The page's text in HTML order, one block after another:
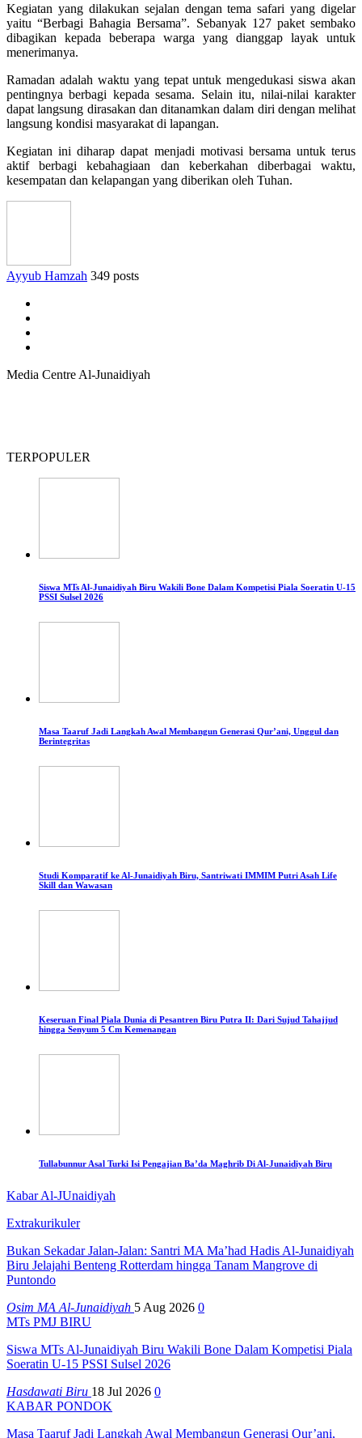
Kegiatan yang dilakukan sejalan dengan tema safari yang digelar
yaitu “Berbagi Bahagia Bersama”. Sebanyak 127 paket sembako
dibagikan kepada beberapa warga yang dianggap layak untuk
menerimanya.
Ramadan adalah waktu yang tepat untuk mengedukasi siswa akan
pentingnya berbagi kepada sesama. Selain itu, nilai-nilai karakter
dapat langsung dirasakan dan ditanamkan dalam diri dengan melihat
langsung kondisi masyarakat di lapangan.
Kegiatan ini diharap dapat menjadi motivasi bersama untuk terus
aktif berbagi kebahagiaan dan keberkahan diberbagai waktu,
kesempatan dan kelapangan yang diberikan oleh Tuhan.
Ayyub Hamzah 349 posts
Media Centre Al-Junaidiyah
TERPOPULER
Siswa MTs Al-Junaidiyah Biru Wakili Bone Dalam Kompetisi Piala Soeratin U-15
PSSI Sulsel 2026
Masa Taaruf Jadi Langkah Awal Membangun Generasi Qur’ani, Unggul dan
Berintegritas
Studi Komparatif ke Al-Junaidiyah Biru, Santriwati IMMIM Putri Asah Life
Skill dan Wawasan
Keseruan Final Piala Dunia di Pesantren Biru Putra II: Dari Sujud Tahajjud
hingga Senyum 5 Cm Kemenangan
Tullabunnur Asal Turki Isi Pengajian Ba’da Maghrib Di Al-Junaidiyah Biru
Kabar Al-JUnaidiyah
Extrakurikuler
Bukan Sekadar Jalan-Jalan: Santri MA Ma’had Hadis Al-Junaidiyah
Biru Jelajahi Benteng Rotterdam hingga Tanam Mangrove di
Puntondo
Osim MA Al-Junaidiyah 5 Aug 2026 0
MTs PMJ BIRU
Siswa MTs Al-Junaidiyah Biru Wakili Bone Dalam Kompetisi Piala
Soeratin U-15 PSSI Sulsel 2026
Hasdawati Biru 18 Jul 2026 0
KABAR PONDOK
Masa Taaruf Jadi Langkah Awal Membangun Generasi Qur’ani,